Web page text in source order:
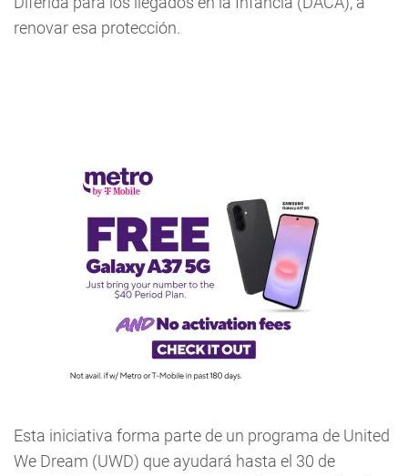
renovar esa protección.
Esta iniciativa forma parte de un programa de United
We Dream (UWD) que ayudará hasta el 30 de